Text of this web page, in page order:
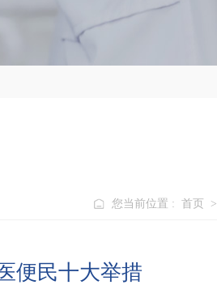
您当前位置 : 首页 >
便民十大举措